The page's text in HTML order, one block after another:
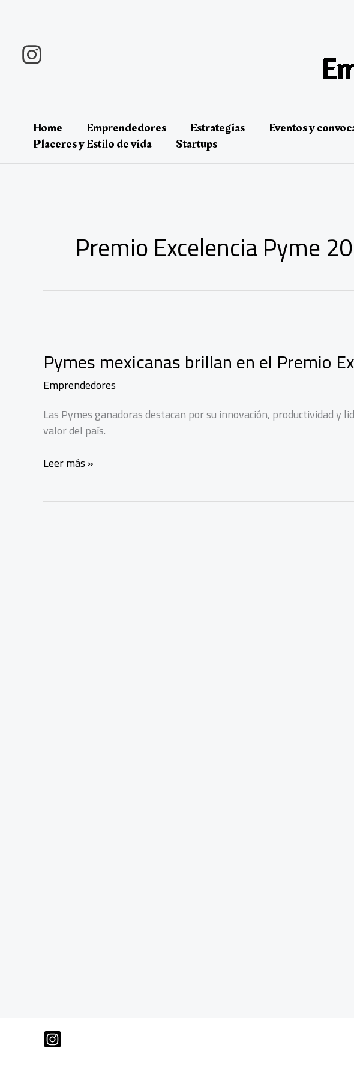
contenido
Home Emprendedores Estrategias Eventos y
Placeres y Estilo de vida
Startups
Premio Excelencia Pyme
Pymes mexicanas brillan en el Premio
Emprendedores
Las Pymes ganadoras destacan por su innovación, productividad y
valor del país.
Pymes
Leer más »